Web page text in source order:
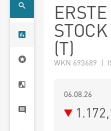
(T)
WKN 693689 |
06.08.26